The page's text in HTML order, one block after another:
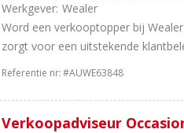
Werkgever: Wealer
Word een verkooptopper bij
zorgt voor een uitstekende
Referentie nr:#AUWE63848
Verkoopadviseur